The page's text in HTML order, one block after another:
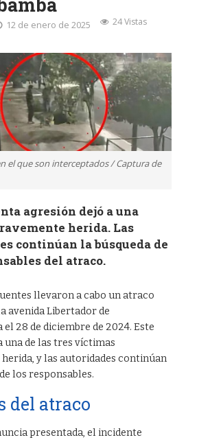
12 de enero de 2025 24 Vistas
el que son interceptados / Captura de
agresión dejó a una
herida. Las
continúan la búsqueda de
del atraco.
llevaron a cabo un atraco
avenida Libertador de
el 28 de diciembre de 2024. Este
una de las tres víctimas
y las autoridades continúan
los responsables.
del atraco
presentada, el incidente